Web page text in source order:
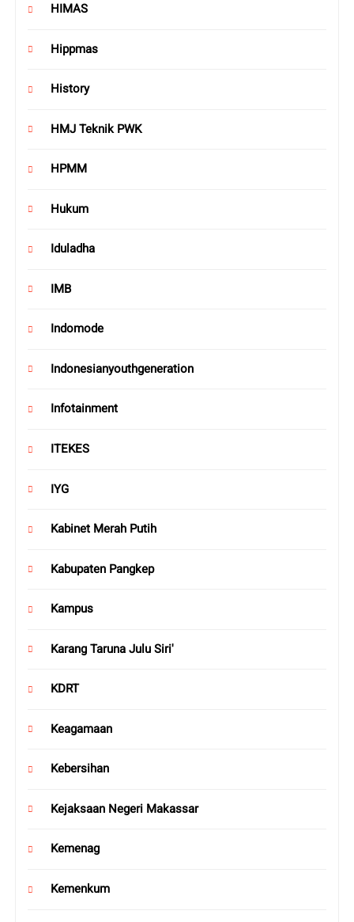
HIMAS
Hippmas
History
HMJ Teknik PWK
HPMM
Hukum
Iduladha
IMB
Indomode
Indonesianyouthgeneration
Infotainment
ITEKES
IYG
Kabinet Merah Putih
Kabupaten Pangkep
Kampus
Karang Taruna Julu Siri'
KDRT
Keagamaan
Kebersihan
Kejaksaan Negeri Makassar
Kemenag
Kemenkum